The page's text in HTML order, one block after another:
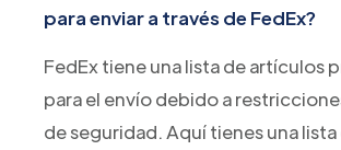
para enviar a través de FedEx?
FedEx tiene una lista de artículos
para el envío debido a
de seguridad. Aquí tienes una